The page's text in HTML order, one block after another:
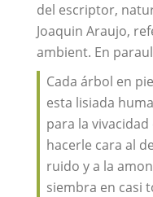
del escriptor,
Joaquin Araujo,
ambient. En
Cada árbol en
esta lisiada
para la
hacerle cara al
ruido y a la
siembra en casi